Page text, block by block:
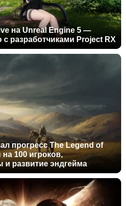
на Unreal Engine 5 —
с разработчиками Project RX
прогресс The Legend of
100 игроков,
развитие эндгейма